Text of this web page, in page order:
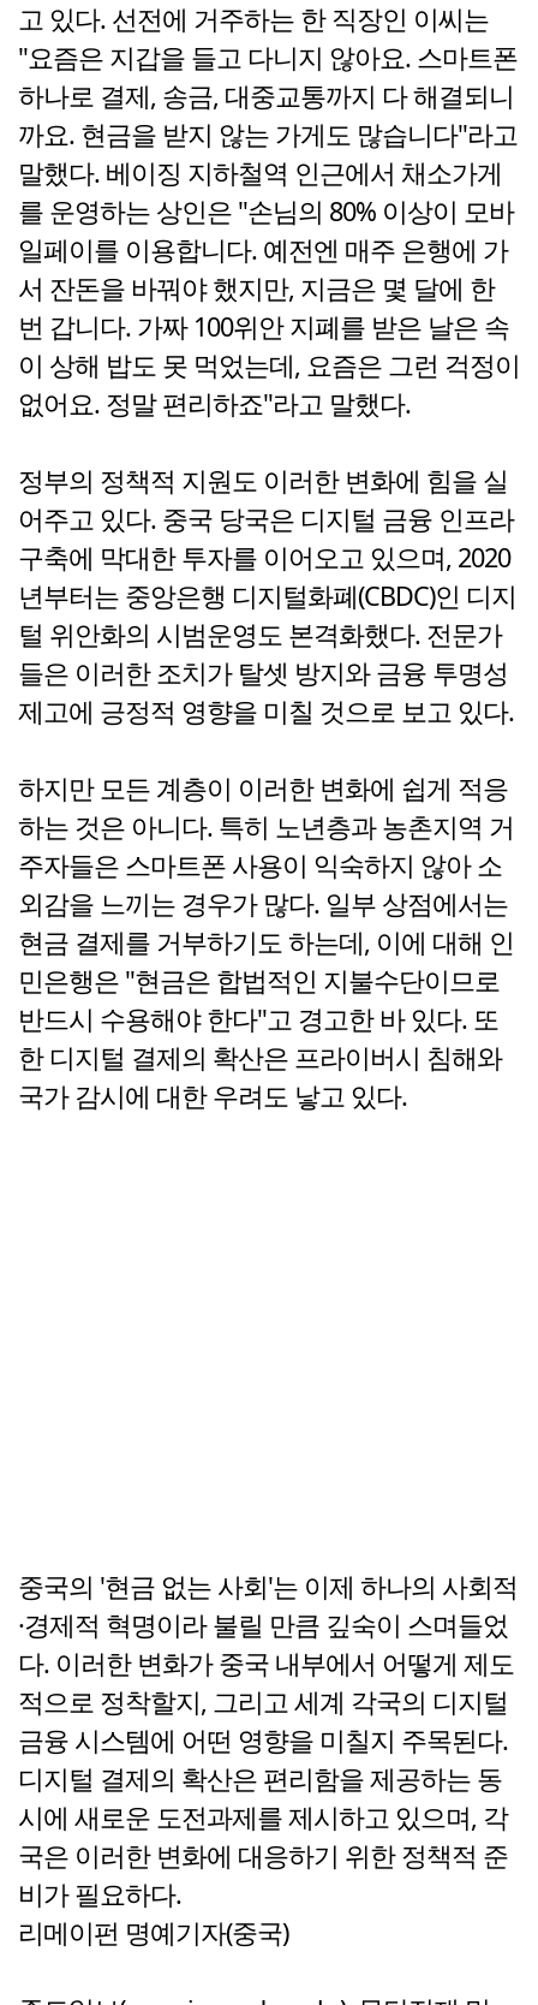
고 있다. 선전에 거주하는 한 직장인 이씨는
"요즘은 지갑을 들고 다니지 않아요. 스마트폰
하나로 결제, 송금, 대중교통까지 다 해결되니
까요. 현금을 받지 않는 가게도 많습니다"라고
말했다. 베이징 지하철역 인근에서 채소가게
를 운영하는 상인은 "손님의 80% 이상이 모바
일페이를 이용합니다. 예전엔 매주 은행에 가
서 잔돈을 바꿔야 했지만, 지금은 몇 달에 한
번 갑니다. 가짜 100위안 지폐를 받은 날은 속
이 상해 밥도 못 먹었는데, 요즘은 그런 걱정이
없어요. 정말 편리하죠"라고 말했다.
정부의 정책적 지원도 이러한 변화에 힘을 실
어주고 있다. 중국 당국은 디지털 금융 인프라
구축에 막대한 투자를 이어오고 있으며, 2020
년부터는 중앙은행 디지털화폐(CBDC)인 디지
털 위안화의 시범운영도 본격화했다. 전문가
들은 이러한 조치가 탈셋 방지와 금융 투명성
제고에 긍정적 영향을 미칠 것으로 보고 있다.
하지만 모든 계층이 이러한 변화에 쉽게 적응
하는 것은 아니다. 특히 노년층과 농촌지역 거
주자들은 스마트폰 사용이 익숙하지 않아 소
외감을 느끼는 경우가 많다. 일부 상점에서는
현금 결제를 거부하기도 하는데, 이에 대해 인
민은행은 "현금은 합법적인 지불수단이므로
반드시 수용해야 한다"고 경고한 바 있다. 또
한 디지털 결제의 확산은 프라이버시 침해와
국가 감시에 대한 우려도 낳고 있다.
중국의 '현금 없는 사회'는 이제 하나의 사회적
·경제적 혁명이라 불릴 만큼 깊숙이 스며들었
다. 이러한 변화가 중국 내부에서 어떻게 제도
적으로 정착할지, 그리고 세계 각국의 디지털
금융 시스템에 어떤 영향을 미칠지 주목된다.
디지털 결제의 확산은 편리함을 제공하는 동
시에 새로운 도전과제를 제시하고 있으며, 각
국은 이러한 변화에 대응하기 위한 정책적 준
비가 필요하다.
리메이펀 명예기자(중국)